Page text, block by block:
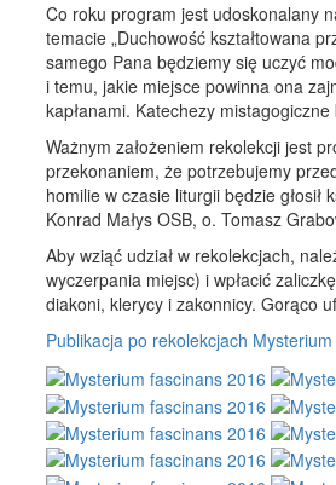
Co roku program jest udoskonalany
temacie „Duchowość kształtowana
samego Pana będziemy się uczyć
i temu, jakie miejsce powinna ona
kapłanami. Katechezy
Ważnym założeniem rekolekcji jest
przekonaniem, że potrzebujemy
homilie w czasie liturgii będzie
Konrad Małys OSB, o. Tomasz
Aby wziąć udział w rekolekcjach,
wyczerpania miejsc) i wpłacić
diakoni, klerycy i zakonnicy. Gorąco
Publikacja po rekolekcjach